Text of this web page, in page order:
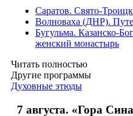
Саратов. Свято-
Волноваха (ДНР).
Бугульма. Казанско-
женский монастырь
Читать полностью
Другие программы
Духовные этюды
7 августа. «Гора